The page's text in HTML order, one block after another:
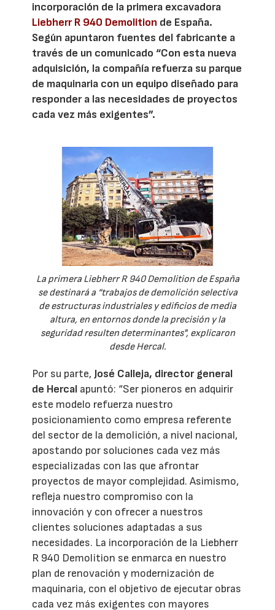
incorporación de la primera excavadora
Liebherr R 940 Demolition de España.
Según apuntaron fuentes del fabricante a
través de un comunicado “Con esta nueva
adquisición, la compañía refuerza su parque
de maquinaria con un equipo diseñado para
responder a las necesidades de proyectos
cada vez más exigentes”.
La primera Liebherr R 940 Demolition de España
se destinará a “trabajos de demolición selectiva
de estructuras industriales y edificios de media
altura, en entornos donde la precisión y la
seguridad resulten determinantes", explicaron
desde Hercal.
Por su parte,José Calleja, director general
de Hercal apuntó: “Ser pioneros en adquirir
este modelo refuerza nuestro
posicionamiento como empresa referente
del sector de la demolición, a nivel nacional,
apostando por soluciones cada vez más
especializadas con las que afrontar
proyectos de mayor complejidad. Asimismo,
refleja nuestro compromiso con la
innovación y con ofrecer a nuestros
clientes soluciones adaptadas a sus
necesidades. La incorporación de la Liebherr
R 940 Demolition se enmarca en nuestro
plan de renovación y modernización de
maquinaria, con el objetivo de ejecutar obras
cada vez más exigentes con mayores